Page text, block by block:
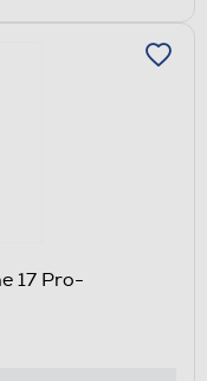
17 Pro-